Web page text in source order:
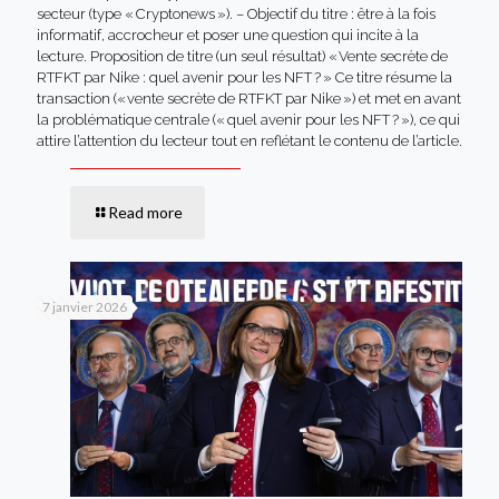
secteur (type « Cryptonews »). – Objectif du titre : être à la fois
informatif, accrocheur et poser une question qui incite à la
lecture. Proposition de titre (un seul résultat) « Vente secrète de
RTFKT par Nike : quel avenir pour les NFT ? » Ce titre résume la
transaction (« vente secrète de RTFKT par Nike ») et met en avant
la problématique centrale (« quel avenir pour les NFT ? »), ce qui
attire l’attention du lecteur tout en reflétant le contenu de l’article.
Read more
7 janvier 2026